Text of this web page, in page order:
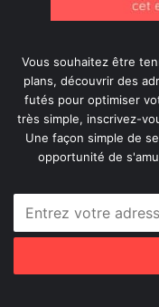
Vous souhaitez être
plans, découvrir des
futés pour optimiser
très simple, inscrivez-
Une façon simple de
opportunité de